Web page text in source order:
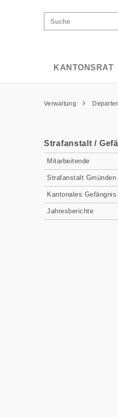
KANTONSRAT
Inhalt
Pfadnavigation
Verwaltung
Strafanstalt /
Subnavigation
Mitarbeitende
Strafanstalt Gmünden
Kantonales Gefängnis
Jahresberichte